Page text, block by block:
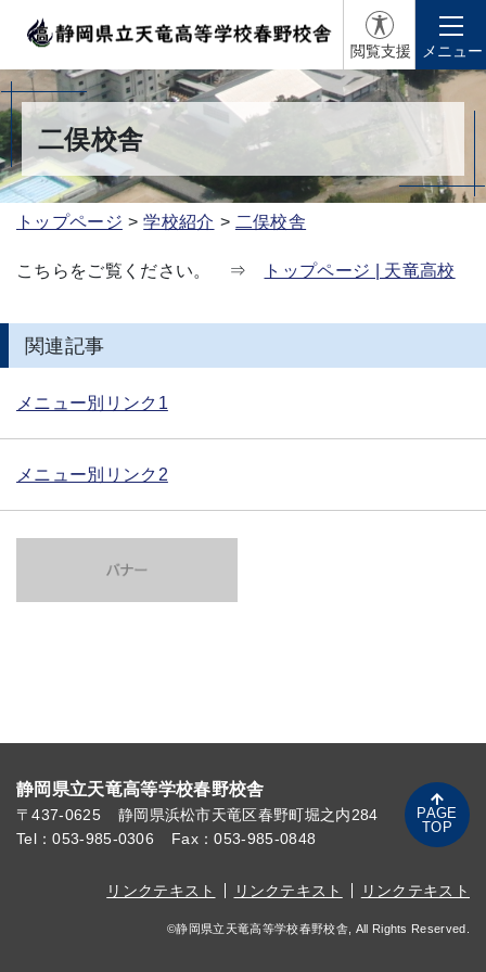
閲覧支援 メニュー
二俣校舎
トップページ 学校紹介 二俣校舎
こちらをご覧ください。 ⇒ トップページ | 天竜高校
関連記事
メニュー別リンク1
メニュー別リンク2
静岡県立天竜高等学校春野校舎
〒437-0625
静岡県浜松市天竜区春野町堀之内284
Tel：053-985-0306
Fax：053-985-0848
リンクテキスト リンクテキスト リンクテキスト
©静岡県立天竜高等学校春野校舎, All Rights Reserved.
PAGE
TOP